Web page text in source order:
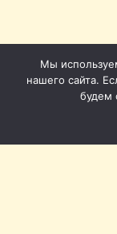
Мы
нашего сайта.
будем